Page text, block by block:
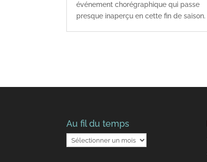
événement chorégraphique qui passe
presque inaperçu en cette fin de saison.
Au fil du temps
Au
fil